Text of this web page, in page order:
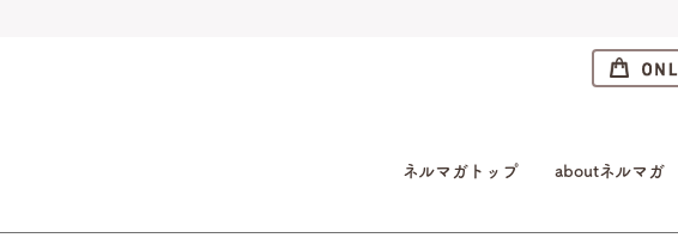
ネルマガトップ aboutネルマガ